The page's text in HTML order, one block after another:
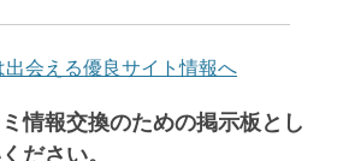
出会える優良サイト情報へ
情報交換のための掲示板とし
ださい。